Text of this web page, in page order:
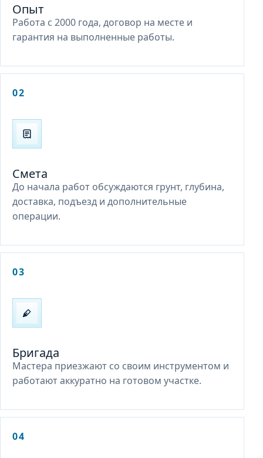
Опыт
Работа с 2000 года, договор на месте и
гарантия на выполненные работы.
02
Смета
До начала работ обсуждаются грунт, глубина,
доставка, подъезд и дополнительные
операции.
03
Бригада
Мастера приезжают со своим инструментом и
работают аккуратно на готовом участке.
04